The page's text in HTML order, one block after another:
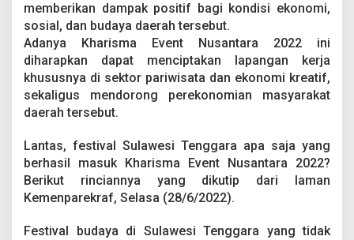
memberikan dampak positif bagi kondisi ekonomi,
sosial, dan budaya daerah tersebut.
Adanya Kharisma Event Nusantara 2022 ini
diharapkan dapat menciptakan lapangan kerja
khususnya di sektor pariwisata dan ekonomi kreatif,
sekaligus mendorong perekonomian masyarakat
daerah tersebut.
Lantas, festival Sulawesi Tenggara apa saja yang
berhasil masuk Kharisma Event Nusantara 2022?
Berikut rinciannya yang dikutip dari laman
Kemenparekraf, Selasa (28/6/2022).
Festival budaya di Sulawesi Tenggara yang tidak